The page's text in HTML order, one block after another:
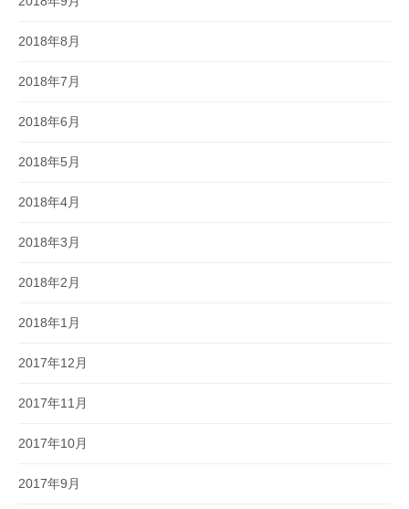
2018年8月
2018年7月
2018年6月
2018年5月
2018年4月
2018年3月
2018年2月
2018年1月
2017年12月
2017年11月
2017年10月
2017年9月